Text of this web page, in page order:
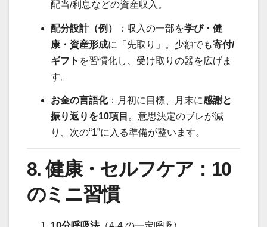
配当/利息などの資産収入。
配分設計（例） ：収入の一部を学び・健
康・資産形成に「先取り」。少額でも寄付/
ギフト を習慣化し、受け取りの器を広げま
す。
お金の言語化：月初に目標、月末に感謝と
振り返りを10項目 。意思決定のブレが減
り、次の“1”に入る準備が整います。
8. 健康・セルフケア：10
のミニ習慣